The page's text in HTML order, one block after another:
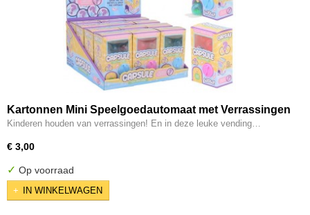
Kartonnen Mini Speelgoedautomaat met Verrassingen
Kinderen houden van verrassingen! En in deze leuke vending…
€ 3,00
✓ Op voorraad
IN WINKELWAGEN